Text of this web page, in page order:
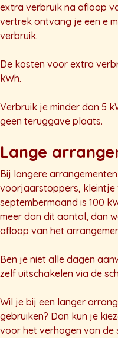
extra verbruik na afloop
vertrek ontvang je een e
verbruik.
De kosten voor extra
kWh.
Verbruik je minder dan 5
geen teruggave plaats.
Lange
Bij langere
voorjaarstoppers, kleintje
septembermaand is 100
meer dan dit aantal, dan
afloop van het
Ben je niet alle dagen
zelf uitschakelen via de
Wil je bij een langer
gebruiken? Dan kun je
voor het verhogen van de